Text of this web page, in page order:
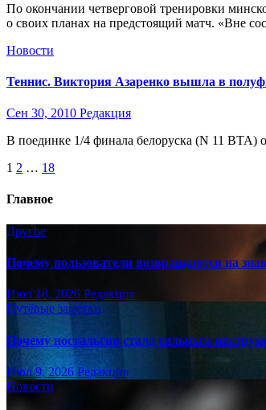
По окончании четверговой тренировки
о своих планах на предстоящий матч. «Вне
Новости
Теннис. Виктория Азаренко вышла в
Сен 30, 2010 Редакция
В поединке 1/4 финала белоруска (N 11 ВТА)
Пагинация
записей
1 2 … 18
Главное
Другое
Почему пользователи возвращаются на
Июл 18, 2026 Редакция
Путёвые заметки
Почему ностальгия стала сильным
Июл 9, 2026 Редакция
Новости